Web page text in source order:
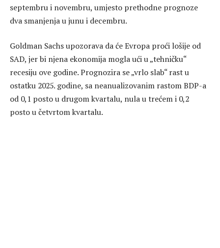
septembru i novembru, umjesto prethodne prognoze
dva smanjenja u junu i decembru.
Goldman Sachs upozorava da će Evropa proći lošije od
SAD, jer bi njena ekonomija mogla ući u „tehničku“
recesiju ove godine. Prognozira se „vrlo slab“ rast u
ostatku 2025. godine, sa neanualizovanim rastom BDP-a
od 0,1 posto u drugom kvartalu, nula u trećem i 0,2
posto u četvrtom kvartalu.